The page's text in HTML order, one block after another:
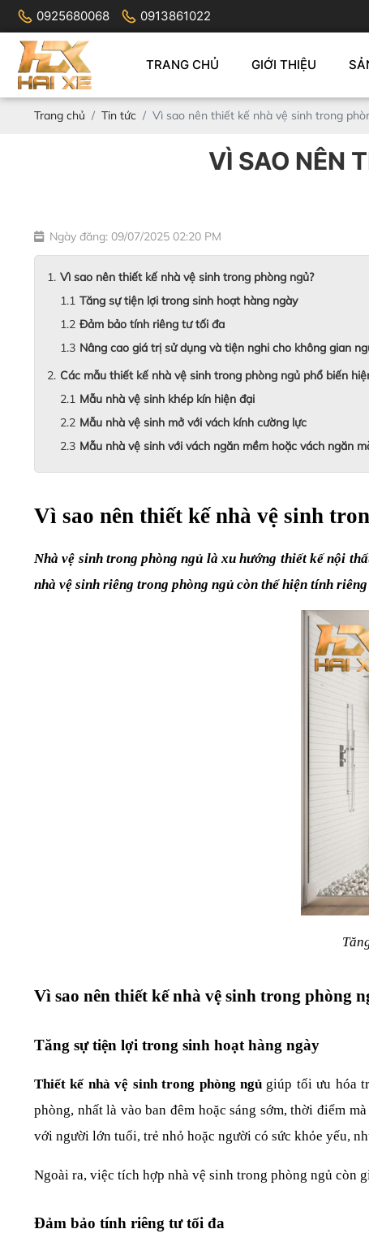
0925680068 0913861022
TRANG CHỦ GIỚI THIỆU
Trang chủ Tin tức Vì sao nên thiết kế nhà vệ sinh trong
VÌ SAO NÊN
Ngày đăng: 09/07/2025 02:20 PM
Vì sao nên thiết kế nhà vệ sinh trong phòng ngủ?
Tăng sự tiện lợi trong sinh hoạt hàng ngày
Đảm bảo tính riêng tư tối đa
Nâng cao giá trị sử dụng và tiện nghi cho không gian
Các mẫu thiết kế nhà vệ sinh trong phòng ngủ phổ biến
Mẫu nhà vệ sinh khép kín hiện đại
Mẫu nhà vệ sinh mở với vách kính cường lực
Mẫu nhà vệ sinh với vách ngăn mềm hoặc vách ngăn
Vì sao nên thiết kế nhà vệ sinh
Nhà vệ sinh trong phòng ngủ là xu hướng thiết kế nội
nhà vệ sinh riêng trong phòng ngủ còn thể hiện tính
Vì sao nên thiết kế nhà vệ sinh trong phòng
Tăng sự tiện lợi trong sinh hoạt hàng ngày
Thiết kế nhà vệ sinh trong phòng ngủ giúp tối ưu hóa
phòng, nhất là vào ban đêm hoặc sáng sớm, thời điểm
với người lớn tuổi, trẻ nhỏ hoặc người có sức khỏe yếu,
Ngoài ra, việc tích hợp nhà vệ sinh trong phòng ngủ còn
Đảm bảo tính riêng tư tối đa